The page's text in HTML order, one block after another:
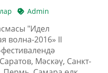
Admin
"Идел
волна-2016» II
Мәскәү, Санкт-